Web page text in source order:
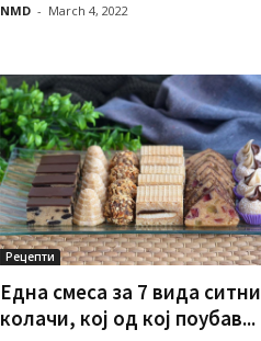
NMD - March 4, 2022
Рецепти
Една смеса за 7 вида ситни
колачи, кој од кој поубав...